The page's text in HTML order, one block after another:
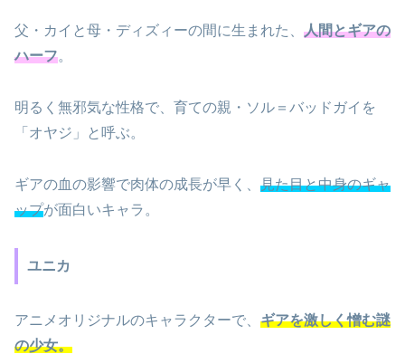
父・カイと母・ディズィーの間に生まれた、 人間とギアの
ハーフ。
明るく無邪気な性格で、育ての親・ソル＝バッドガイを
「オヤジ」と呼ぶ。
ギアの血の影響で肉体の成長が早く、 見た目と中身のギャ
ップが面白いキャラ。
ユニカ
アニメオリジナルのキャラクターで、 ギアを激しく憎む謎
の少女。